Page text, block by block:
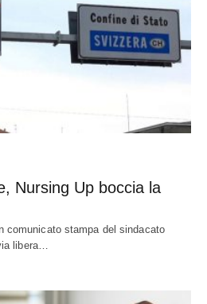
Nursing Up boccia la
comunicato stampa del sindacato
libera…